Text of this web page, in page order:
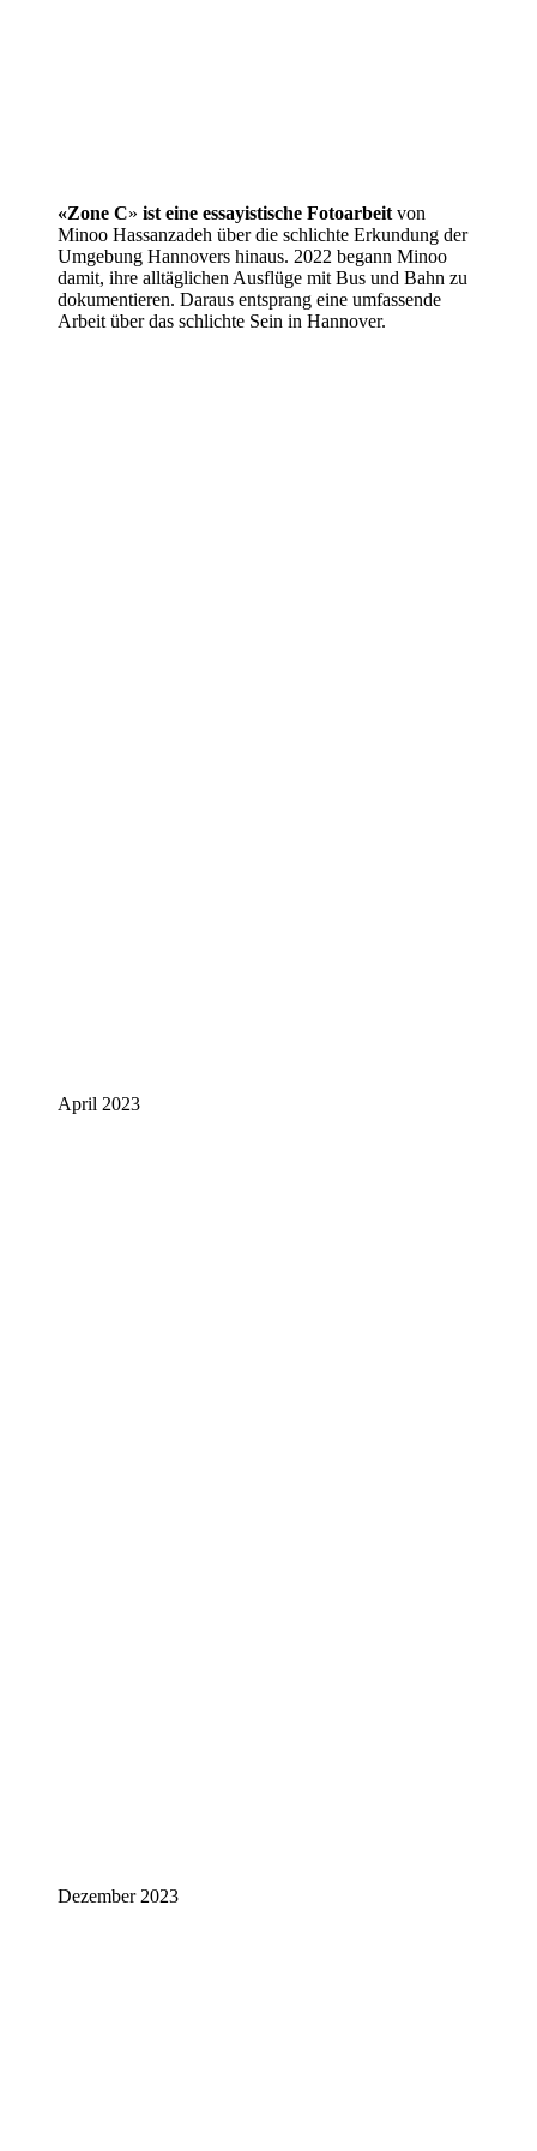
«Zone C» ist eine essayistische Fotoarbeit von
Minoo Hassanzadeh über die schlichte Erkundung der
Umgebung Hannovers hinaus. 2022 begann Minoo
damit, ihre alltäglichen Ausflüge mit Bus und Bahn zu
dokumentieren. Daraus entsprang eine umfassende
Arbeit über das schlichte Sein in Hannover.
April 2023
Dezember 2023